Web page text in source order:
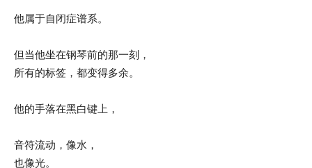
他属于自闭症谱系。
但当他坐在钢琴前的那一刻，
所有的标签，都变得多余。
他的手落在黑白键上，
音符流动，像水，
也像光。